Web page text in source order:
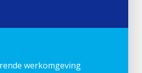
werkomgeving